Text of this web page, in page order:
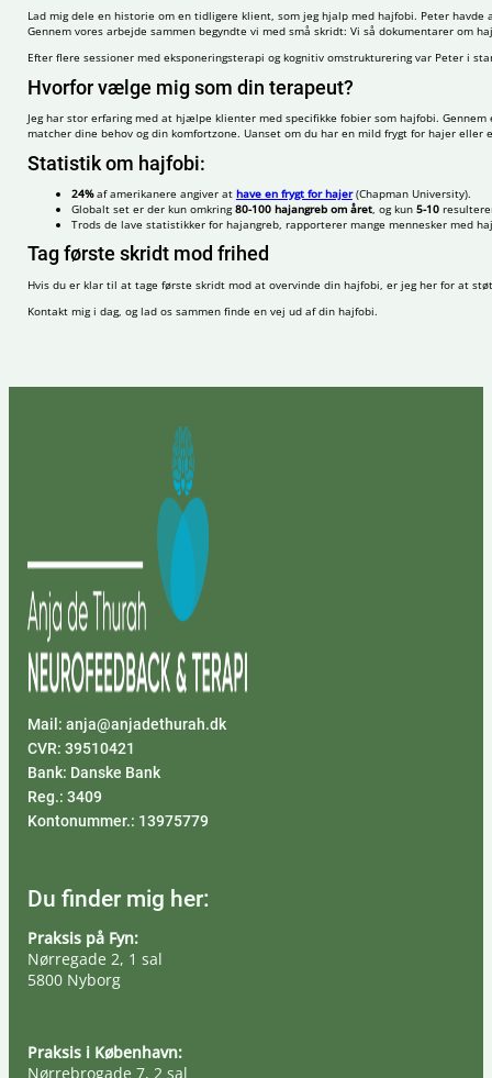
Lad mig dele en historie om en tidligere klient, som jeg hjalp med hajfobi. Peter
Gennem vores arbejde sammen begyndte vi med små skridt: Vi så dokumentarer
Efter flere sessioner med eksponeringsterapi og kognitiv omstrukturering var Peter i
Hvorfor vælge mig som din terapeut?
Jeg har stor erfaring med at hjælpe klienter med specifikke fobier som hajfobi.
matcher dine behov og din komfortzone. Uanset om du har en mild frygt for hajer
Statistik om hajfobi:
24%af amerikanere angiver at have en frygt for hajer(Chapman University).
Globalt set er der kun omkring80-100 hajangreb om året, og kun 5-10
Trods de lave statistikker for hajangreb, rapporterer mange mennesker med
Tag første skridt mod frihed
Hvis du er klar til at tage første skridt mod at overvinde din hajfobi, er jeg her for at
Kontakt mig i dag, og lad os sammen finde en vej ud af din hajfobi.
Mail: anja@anjadethurah.dk
CVR: 39510421
Bank: Danske Bank
Reg.: 3409
Kontonummer.: 13975779
Du finder mig her:
Praksis på Fyn:
Nørregade 2, 1 sal
5800 Nyborg
Praksis i København:
Nørrebrogade 7, 2 sal